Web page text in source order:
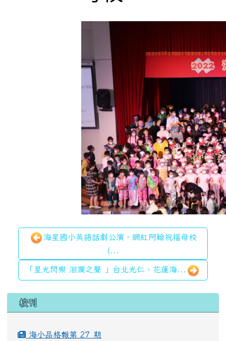
海星國小英語話劇公演，網紅阿翰祝福母校
(...
「星光閃樂 洄瀾之聲 」台北光仁、花蓮海...
左邊區域內容
校刊
海小品格報第 27 期